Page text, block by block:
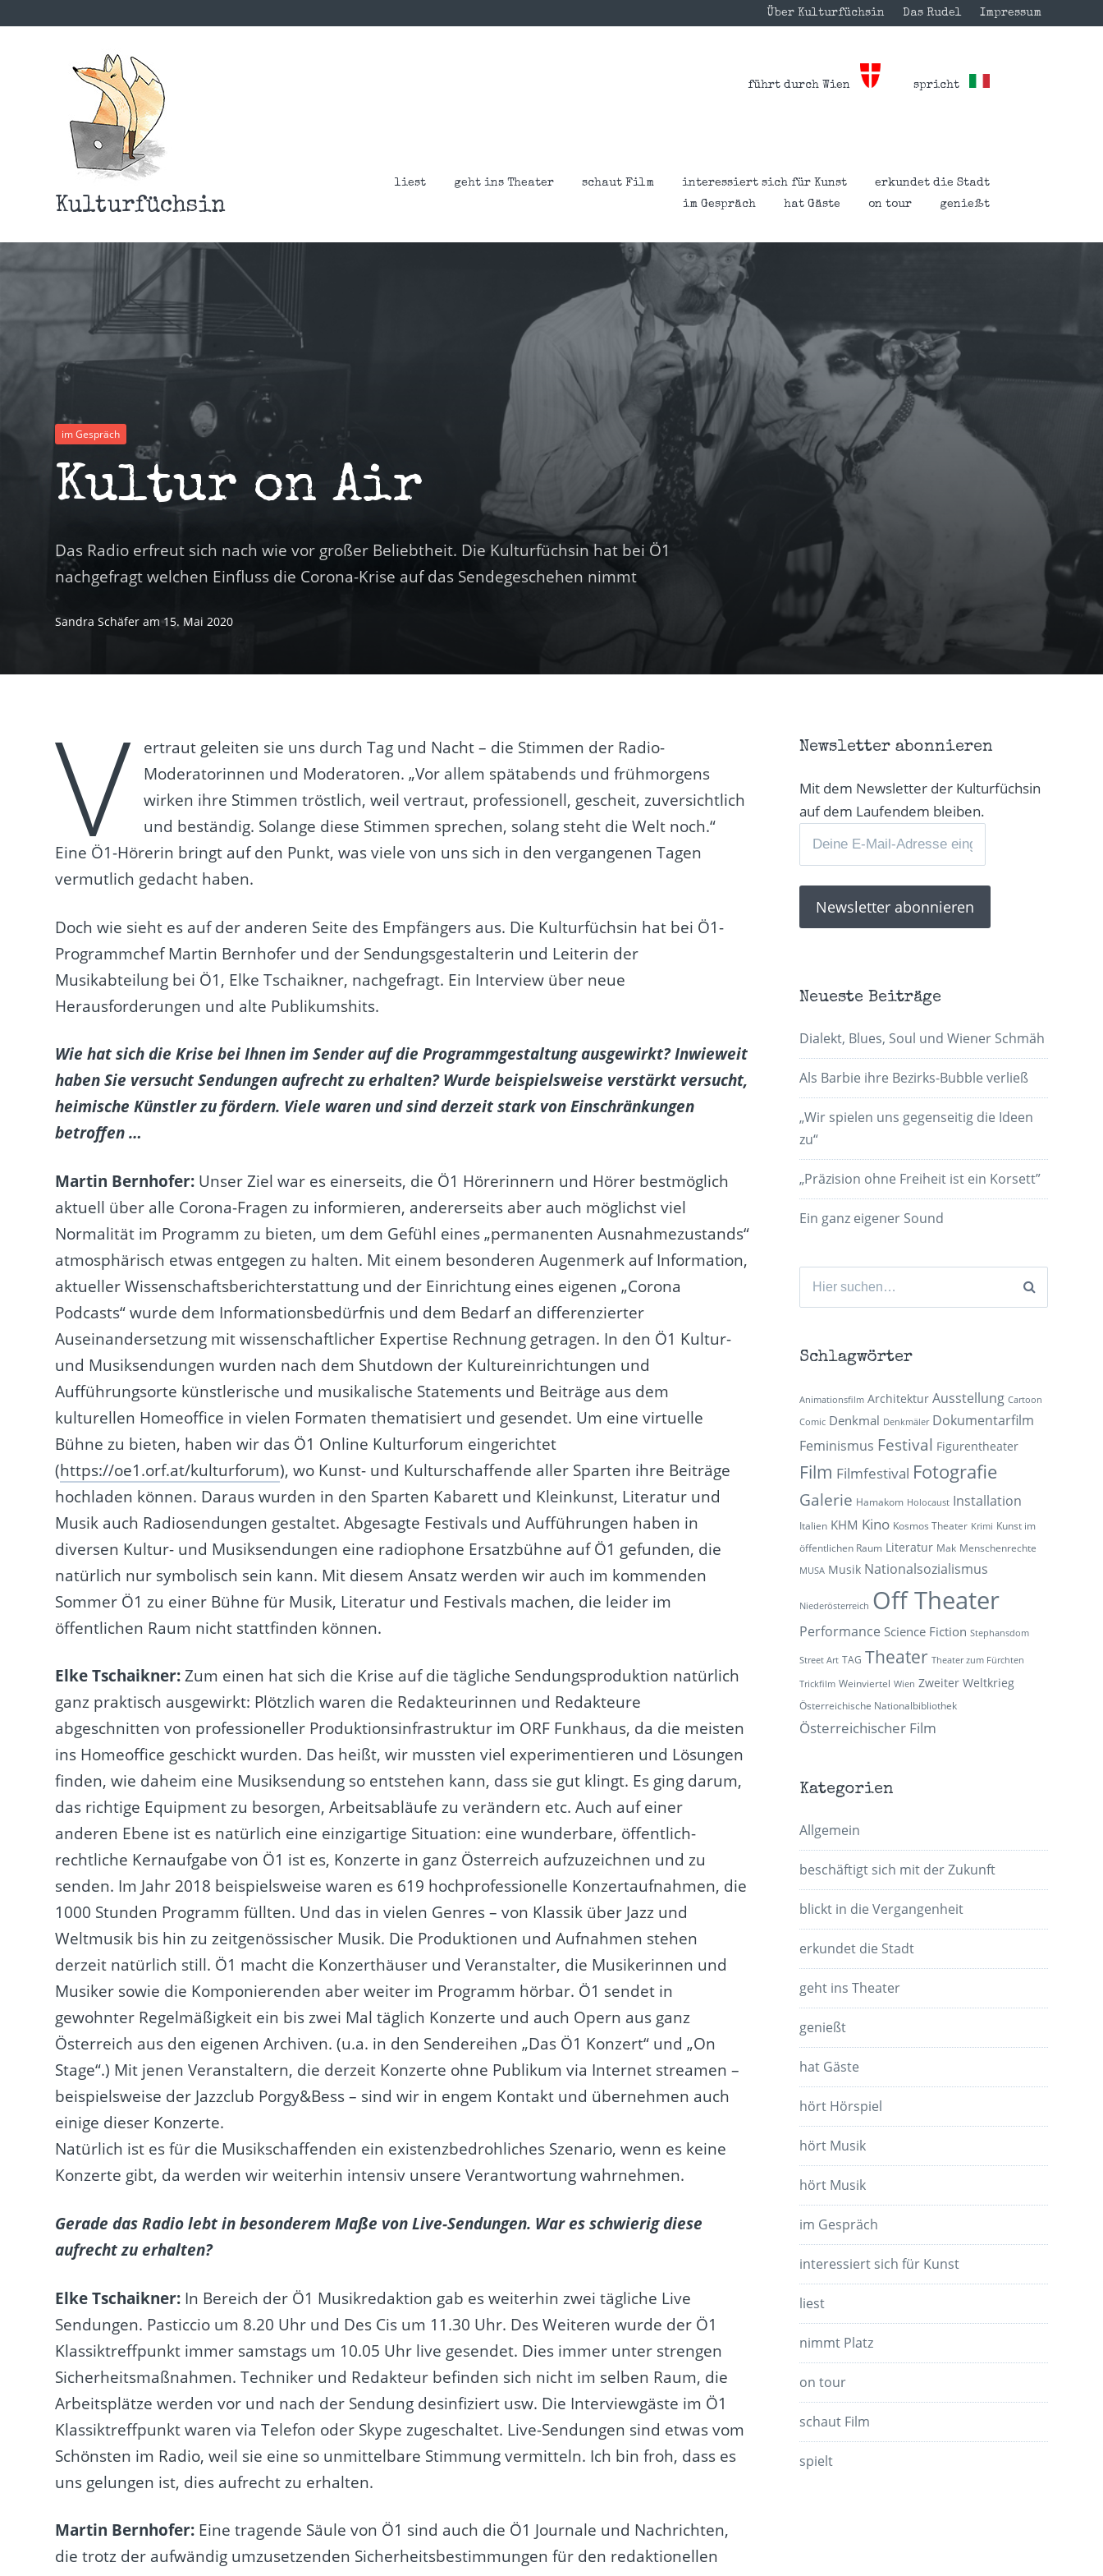
Über Kulturfüchsin Das Rudel Impressum
Kulturfüchsin
führt durch Wien spricht
liest geht ins Theater schaut Film interessiert sich für Kunst
erkundet die Stadt
im Gespräch
hat Gäste on tour genießt
im Gespräch
Kultur on Air
Das Radio erfreut sich nach wie vor großer Beliebtheit. Die Kulturfüchsin hat bei Ö1
nachgefragt welchen Einfluss die Corona-Krise auf das Sendegeschehen nimmt
Sandra Schäferam 15. Mai 2020
V
ertraut geleiten sie uns durch Tag und Nacht – die Stimmen der Radio-
Moderatorinnen und Moderatoren. „Vor allem spätabends und frühmorgens
wirken ihre Stimmen tröstlich, weil vertraut, professionell, gescheit, zuversichtlich
und beständig. Solange diese Stimmen sprechen, solang steht die Welt noch.“
Eine Ö1-Hörerin bringt auf den Punkt, was viele von uns sich in den vergangenen Tagen
vermutlich gedacht haben.
Doch wie sieht es auf der anderen Seite des Empfängers aus. Die Kulturfüchsin hat bei Ö1-
Programmchef Martin Bernhofer und der Sendungsgestalterin und Leiterin der
Musikabteilung bei Ö1, Elke Tschaikner, nachgefragt. Ein Interview über neue
Herausforderungen und alte Publikumshits.
Wie hat sich die Krise bei Ihnen im Sender auf die Programmgestaltung ausgewirkt? Inwieweit
haben Sie versucht Sendungen aufrecht zu erhalten? Wurde beispielsweise verstärkt versucht,
heimische Künstler zu fördern. Viele waren und sind derzeit stark von Einschränkungen
betroffen …
Martin Bernhofer: Unser Ziel war es einerseits, die Ö1 Hörerinnern und Hörer bestmöglich
aktuell über alle Corona-Fragen zu informieren, andererseits aber auch möglichst viel
Normalität im Programm zu bieten, um dem Gefühl eines „permanenten Ausnahmezustands“
atmosphärisch etwas entgegen zu halten. Mit einem besonderen Augenmerk auf Information,
aktueller Wissenschaftsberichterstattung und der Einrichtung eines eigenen „Corona
Podcasts“ wurde dem Informationsbedürfnis und dem Bedarf an differenzierter
Auseinandersetzung mit wissenschaftlicher Expertise Rechnung getragen. In den Ö1 Kultur-
und Musiksendungen wurden nach dem Shutdown der Kultureinrichtungen und
Aufführungsorte künstlerische und musikalische Statements und Beiträge aus dem
kulturellen Homeoffice in vielen Formaten thematisiert und gesendet. Um eine virtuelle
Bühne zu bieten, haben wir das Ö1 Online Kulturforum eingerichtet
(https://oe1.orf.at/kulturforum), wo Kunst- und Kulturschaffende aller Sparten ihre Beiträge
hochladen können. Daraus wurden in den Sparten Kabarett und Kleinkunst, Literatur und
Musik auch Radiosendungen gestaltet. Abgesagte Festivals und Aufführungen haben in
diversen Kultur- und Musiksendungen eine radiophone Ersatzbühne auf Ö1 gefunden, die
natürlich nur symbolisch sein kann. Mit diesem Ansatz werden wir auch im kommenden
Sommer Ö1 zu einer Bühne für Musik, Literatur und Festivals machen, die leider im
öffentlichen Raum nicht stattfinden können.
Elke Tschaikner:Zum einen hat sich die Krise auf die tägliche Sendungsproduktion natürlich
ganz praktisch ausgewirkt: Plötzlich waren die Redakteurinnen und Redakteure
abgeschnitten von professioneller Produktionsinfrastruktur im ORF Funkhaus, da die meisten
ins Homeoffice geschickt wurden. Das heißt, wir mussten viel experimentieren und Lösungen
finden, wie daheim eine Musiksendung so entstehen kann, dass sie gut klingt. Es ging darum,
das richtige Equipment zu besorgen, Arbeitsabläufe zu verändern etc. Auch auf einer
anderen Ebene ist es natürlich eine einzigartige Situation: eine wunderbare, öffentlich-
rechtliche Kernaufgabe von Ö1 ist es, Konzerte in ganz Österreich aufzuzeichnen und zu
senden. Im Jahr 2018 beispielsweise waren es 619 hochprofessionelle Konzertaufnahmen, die
1000 Stunden Programm füllten. Und das in vielen Genres – von Klassik über Jazz und
Weltmusik bis hin zu zeitgenössischer Musik. Die Produktionen und Aufnahmen stehen
derzeit natürlich still. Ö1 macht die Konzerthäuser und Veranstalter, die Musikerinnen und
Musiker sowie die Komponierenden aber weiter im Programm hörbar. Ö1 sendet in
gewohnter Regelmäßigkeit ein bis zwei Mal täglich Konzerte und auch Opern aus ganz
Österreich aus den eigenen Archiven. (u.a. in den Sendereihen „Das Ö1 Konzert“ und „On
Stage“.) Mit jenen Veranstaltern, die derzeit Konzerte ohne Publikum via Internet streamen –
beispielsweise der Jazzclub Porgy&Bess – sind wir in engem Kontakt und übernehmen auch
einige dieser Konzerte.
Natürlich ist es für die Musikschaffenden ein existenzbedrohliches Szenario, wenn es keine
Konzerte gibt, da werden wir weiterhin intensiv unsere Verantwortung wahrnehmen.
Gerade das Radio lebt in besonderem Maße von Live-Sendungen. War es schwierig diese
aufrecht zu erhalten?
Elke Tschaikner: In Bereich der Ö1 Musikredaktion gab es weiterhin zwei tägliche Live
Sendungen. Pasticcio um 8.20 Uhr und Des Cis um 11.30 Uhr. Des Weiteren wurde der Ö1
Klassiktreffpunkt immer samstags um 10.05 Uhr live gesendet. Dies immer unter strengen
Sicherheitsmaßnahmen. Techniker und Redakteur befinden sich nicht im selben Raum, die
Arbeitsplätze werden vor und nach der Sendung desinfiziert usw. Die Interviewgäste im Ö1
Klassiktreffpunkt waren via Telefon oder Skype zugeschaltet. Live-Sendungen sind etwas vom
Schönsten im Radio, weil sie eine so unmittelbare Stimmung vermitteln. Ich bin froh, dass es
uns gelungen ist, dies aufrecht zu erhalten.
Martin Bernhofer: Eine tragende Säule von Ö1 sind auch die Ö1 Journale und Nachrichten,
die trotz der aufwändig umzusetzenden Sicherheitsbestimmungen für den redaktionellen
Newsletter abonnieren
Mit dem Newsletter der Kulturfüchsin
auf dem Laufendem bleiben.
Neueste Beiträge
Dialekt, Blues, Soul und Wiener Schmäh
Als Barbie ihre Bezirks-Bubble verließ
„Wir spielen uns gegenseitig die Ideen
zu“
„Präzision ohne Freiheit ist ein Korsett”
Ein ganz eigener Sound
Suchen
Schlagwörter
Animationsfilm Architektur Ausstellung Cartoon
Comic Denkmal Denkmäler Dokumentarfilm
Feminismus Festival Figurentheater
Film Filmfestival Fotografie
Galerie Hamakom Holocaust Installation
Italien KHM Kino Kosmos Theater Krimi Kunst im
öffentlichen Raum Literatur Mak Menschenrechte
MUSA Musik Nationalsozialismus
Niederösterreich Off Theater
Performance Science Fiction Stephansdom
Street Art TAG Theater Theater zum Fürchten
Trickfilm Weinviertel Wien Zweiter Weltkrieg
Österreichische Nationalbibliothek
Österreichischer Film
Kategorien
Allgemein
beschäftigt sich mit der Zukunft
blickt in die Vergangenheit
erkundet die Stadt
geht ins Theater
genießt
hat Gäste
hört Hörspiel
hört Musik
hört Musik
im Gespräch
interessiert sich für Kunst
liest
nimmt Platz
on tour
schaut Film
spielt